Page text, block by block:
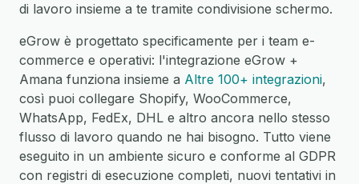
di lavoro insieme a te tramite condivisione schermo.
eGrow è progettato specificamente per i team e-
commerce e operativi: l'integrazione eGrow +
Amana funziona insieme a Altre 100+ integrazioni,
così puoi collegare Shopify, WooCommerce,
WhatsApp, FedEx, DHL e altro ancora nello stesso
flusso di lavoro quando ne hai bisogno. Tutto viene
eseguito in un ambiente sicuro e conforme al GDPR
con registri di esecuzione completi, nuovi tentativi in